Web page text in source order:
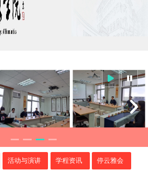
活动与演讲 学程资讯 停云雅会